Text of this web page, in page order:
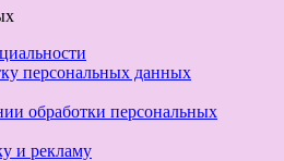
персональных данных
обработки персональных
и рекламу